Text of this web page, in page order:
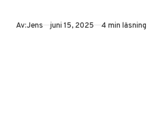
Av:Jens Publicerad
juni 15, 2025 4 min läsning